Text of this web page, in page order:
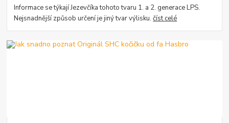
Informace se týkají Jezevčíka tohoto tvaru 1. a 2. generace LPS.
Nejsnadnější způsob určení je jiný tvar výlisku.číst celé